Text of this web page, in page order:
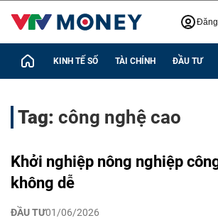
KINH TẾ SỐ TÀI CHÍNH ĐẦU TƯ
Tag: công nghệ cao
Khởi nghiệp nông nghiệp
không dễ
ĐẦU TƯ01/06/2026